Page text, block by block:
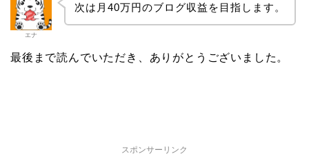
エナ
次は月40万円のブログ収益を目指します。
最後まで読んでいただき、ありがとうございました。
スポンサーリンク